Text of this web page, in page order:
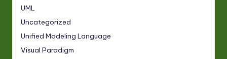
UML
Uncategorized
Unified Modeling Language
Visual Paradigm